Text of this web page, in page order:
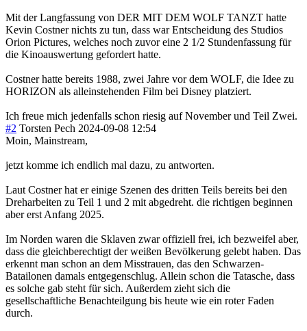
Mit der Langfassung von DER MIT DEM WOLF TANZT hatte
Kevin Costner nichts zu tun, dass war Entscheidung des Studios
Orion Pictures, welches noch zuvor eine 2 1/2 Stundenfassung für
die Kinoauswertung gefordert hatte.
Costner hatte bereits 1988, zwei Jahre vor dem WOLF, die Idee zu
HORIZON als alleinstehenden Film bei Disney platziert.
Ich freue mich jedenfalls schon riesig auf November und Teil Zwei.
#2 Torsten Pech 2024-09-08 12:54
Moin, Mainstream,
jetzt komme ich endlich mal dazu, zu antworten.
Laut Costner hat er einige Szenen des dritten Teils bereits bei den
Dreharbeiten zu Teil 1 und 2 mit abgedreht. die richtigen beginnen
aber erst Anfang 2025.
Im Norden waren die Sklaven zwar offiziell frei, ich bezweifel aber,
dass die gleichberechtigt der weißen Bevölkerung gelebt haben. Das
erkennt man schon an dem Misstrauen, das den Schwarzen-
Batailonen damals entgegenschlug. Allein schon die Tatasche, dass
es solche gab steht für sich. Außerdem zieht sich die
gesellschaftliche Benachteilgung bis heute wie ein roter Faden
durch.